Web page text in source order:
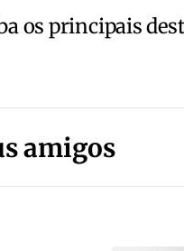
os principais
amigos